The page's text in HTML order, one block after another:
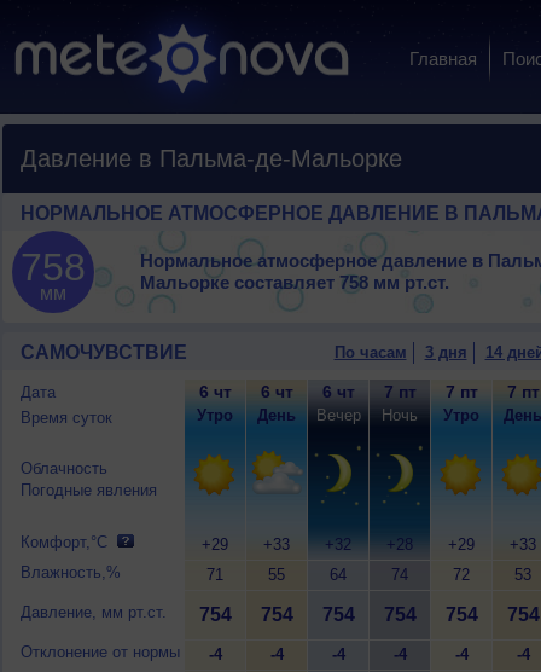
Главная
Давление в Пальма-де-Мальорке
НОРМАЛЬНОЕ АТМОСФЕРНОЕ ДАВЛЕНИЕ В
758
мм
Нормальное атмосферное давление в
Мальорке составляет 758 мм рт.ст.
САМОЧУВСТВИЕ По часам 3 дня 14
Дата
Время суток
Облачность
Погодные явления
Комфорт,°C
Влажность,%
Давление, мм рт.ст.
Отклонение от нормы
6 чт
Утро
+29
71
754
-4
6 чт
День
+33
55
754
-4
6 чт
Вечер
+32
64
754
-4
7 пт
Ночь
+28
74
754
-4
7 пт
Утро
+29
72
754
-4
7 пт
День
+33
53
754
-4